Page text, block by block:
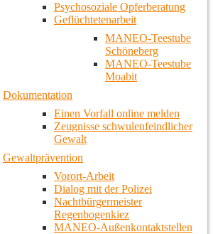
Psychosoziale Opferberatung
Geflüchtetenarbeit
MANEO-Teestube
Schöneberg
MANEO-Teestube
Moabit
Dokumentation
Einen Vorfall online melden
Zeugnisse schwulenfeindlicher
Gewalt
Gewaltprävention
Vorort-Arbeit
Dialog mit der Polizei
Nachtbürgermeister
Regenbogenkiez
MANEO-Außenkontaktstellen